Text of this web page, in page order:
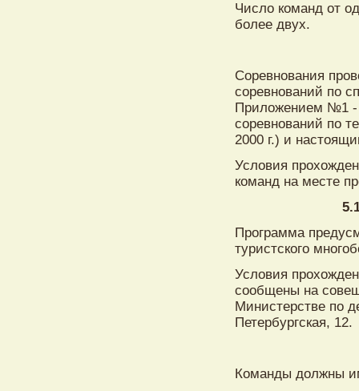
Число команд от
более двух.
Соревнования
соревнований по
Приложением №1 -
соревнований по
2000 г.) и
Условия
команд на месте
Программа
туристского
Условия
сообщены на
Министерстве по
Петербургская, 12.
Команды должны